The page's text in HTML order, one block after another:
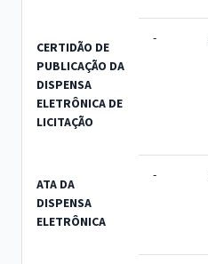
CERTIDÃO DE
PUBLICAÇÃO DA
DISPENSA
ELETRÔNICA DE
LICITAÇÃO
-
ATA DA
DISPENSA
ELETRÔNICA
-